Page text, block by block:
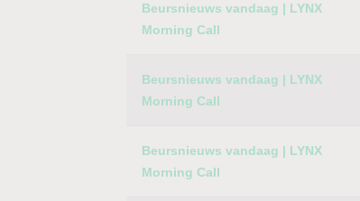
Beursnieuws vandaag | LYNX
Morning Call
Beursnieuws vandaag | LYNX
Morning Call
Beursnieuws vandaag | LYNX
Morning Call